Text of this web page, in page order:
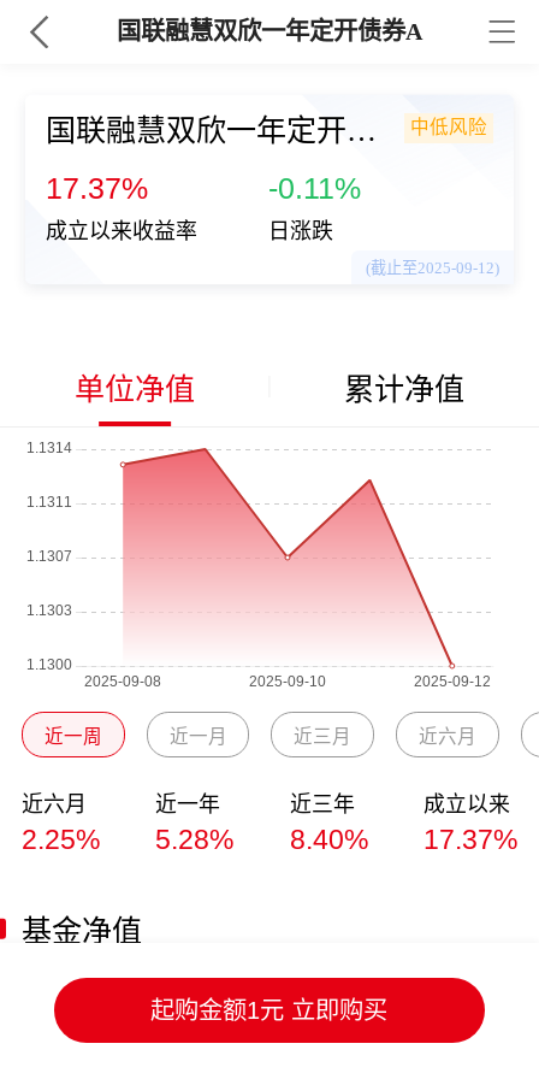
国联融慧双欣一年定开债券A
国联融慧双欣一年定开债券A （009675
中低风险
17.37%
成立以来收益率
-0.11%
日涨跌
(截止至2025-09-12)
单位净值 累计净值
近一周 近一月 近三月 近六月
近六月
2.25%
近一年
5.28%
近三年
8.40%
成立以来
17.37%
基金净值
净值日期 日涨跌幅
2025-09-12 -0.11%
起购金额1元 立即购买